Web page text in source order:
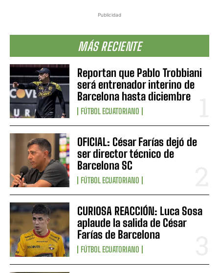
Publicidad
MÁS RECIENTE
Reportan que Pablo Trobbiani
será entrenador interino de
Barcelona hasta diciembre
FÚTBOL ECUATORIANO
OFICIAL: César Farías dejó de
ser director técnico de
Barcelona SC
FÚTBOL ECUATORIANO
CURIOSA REACCIÓN: Luca Sosa
aplaude la salida de César
Farías de Barcelona
FÚTBOL ECUATORIANO